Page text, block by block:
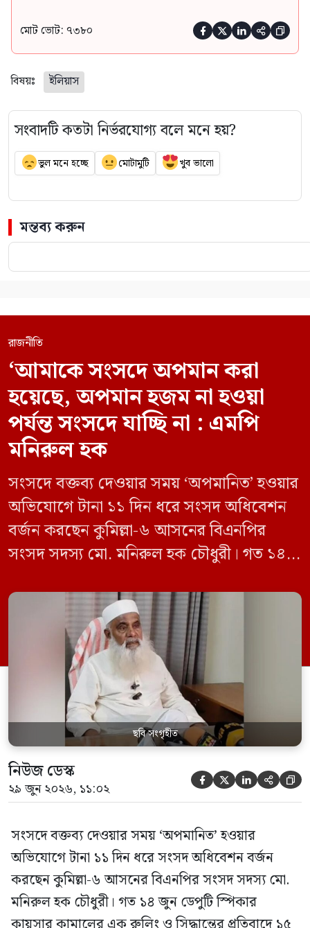
মোট ভোট: ৭৩৮০     
বিষয়ঃ ইলিয়াস
সংবাদটি কতটা নির্ভরযোগ্য বলে মনে হয়?
ভুল মনে হচ্ছে মোটামুটি খুব ভালো
মন্তব্য করুন
রাজনীতি
‘আমাকে সংসদে অপমান করা
হয়েছে, অপমান হজম না হওয়া
পর্যন্ত সংসদে যাচ্ছি না : এমপি
মনিরুল হক
সংসদে বক্তব্য দেওয়ার সময় ‘অপমানিত’ হওয়ার
অভিযোগে টানা ১১ দিন ধরে সংসদ অধিবেশন
বর্জন করছেন কুমিল্লা-৬ আসনের বিএনপির
সংসদ সদস্য মো. মনিরুল হক চৌধুরী। গত ১৪
রুলিং ও সিদ্ধান্তের প্রতিবাদে ১৫ থেকে ২৫ জুন
পর্যন্ত তিনি সংসদে যাননি। মনিরুল হক চৌধুরী
বলেন, ‘আমাকে সংসদে অপমান করা হয়েছে।
স্পিকার ফোন […]
ছবি সংগৃহীত
নিউজ ডেস্ক
২৯ জুন ২০২৬, ১১:০২     
সংসদে বক্তব্য দেওয়ার সময় ‘অপমানিত’ হওয়ার
অভিযোগে টানা ১১ দিন ধরে সংসদ অধিবেশন বর্জন
করছেন কুমিল্লা-৬ আসনের বিএনপির সংসদ সদস্য মো.
মনিরুল হক চৌধুরী। গত ১৪ জুন ডেপুটি স্পিকার